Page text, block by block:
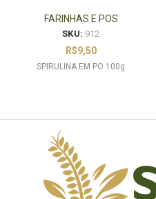
FARINHAS E POS
SKU: 912
R$9,50
SPIRULINA EM PO 100g